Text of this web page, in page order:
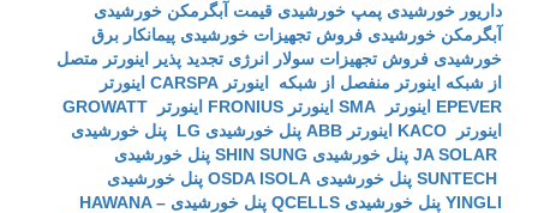
داریور خورشیدی پمپ خورشیدی قیمت آبگرمکن خورشیدی
آبگرمکن خورشیدی فروش تجهیزات خورشیدی پیمانکار برق
خورشیدی فروش تجهیزات سولار انرژی تجدید پذیر
اینورتر متصل
از شبکه اینورتر منفصل از شبکه اینورتر CARSPA
اینورتر
EPEVER اینورتر SMA اینورتر FRONIUS
اینورتر GROWATT
اینورتر KACO
اینورتر ABB پنل خورشیدی LG
پنل خورشیدی
پنل خورشیدی SHIN SUNG
پنل خورشیدی
پنل خورشیدی OSDA ISOLA
پنل خورشیدی
YINGLI پنل خورشیدی QCELLS
پنل خورشیدی HAWANA –